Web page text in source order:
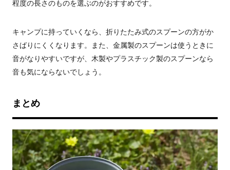
程度の長さのものを選ぶのがおすすめです。
キャンプに持っていくなら、折りたたみ式のスプーンの方がか
さばりにくくなります。また、金属製のスプーンは使うときに
音がなりやすいですが、木製やプラスチック製のスプーンなら
音も気にならないでしょう。
まとめ